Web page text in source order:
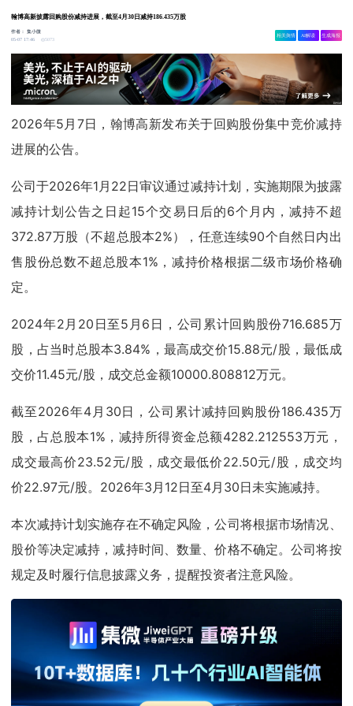
翰博高新披露回购股份减持进展，截至4月30日减持186.435万股
作者：集小微
05-07 17:46
5073
相关舆情 AI解读 生成海报
2026年5月7日，翰博高新发布关于回购股份集中竞价减持
进展的公告。
公司于2026年1月22日审议通过减持计划，实施期限为披露
减持计划公告之日起15个交易日后的6个月内，减持不超
372.87万股（不超总股本2%），任意连续90个自然日内出
售股份总数不超总股本1%，减持价格根据二级市场价格确
定。
2024年2月20日至5月6日，公司累计回购股份716.685万
股，占当时总股本3.84%，最高成交价15.88元/股，最低成
交价11.45元/股，成交总金额10000.808812万元。
截至2026年4月30日，公司累计减持回购股份186.435万
股，占总股本1%，减持所得资金总额4282.212553万元，
成交最高价23.52元/股，成交最低价22.50元/股，成交均
价22.97元/股。2026年3月12日至4月30日未实施减持。
本次减持计划实施存在不确定风险，公司将根据市场情况、
股价等决定减持，减持时间、数量、价格不确定。公司将按
规定及时履行信息披露义务，提醒投资者注意风险。